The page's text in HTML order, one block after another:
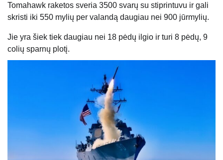
Tomahawk raketos sveria 3500 svarų su stiprintuvu ir gali
skristi iki 550 mylių per valandą daugiau nei 900 jūrmylių.
Jie yra šiek tiek daugiau nei 18 pėdų ilgio ir turi 8 pėdų, 9
colių sparnų plotį.